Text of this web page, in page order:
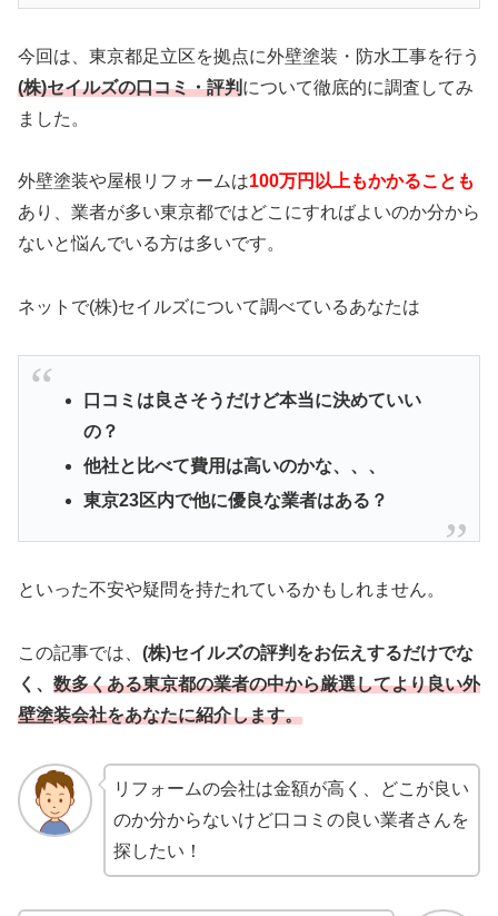
今回は、東京都足立区を拠点に外壁塗装・防水工事を行う
(株)セイルズの口コミ・評判について徹底的に調査してみ
ました。
外壁塗装や屋根リフォームは100万円以上もかかることも
あり、業者が多い東京都ではどこにすればよいのか分から
ないと悩んでいる方は多いです。
ネットで(株)セイルズについて調べているあなたは
口コミは良さそうだけど本当に決めていい
の？
他社と比べて費用は高いのかな、、、
東京23区内で他に優良な業者はある？
といった不安や疑問を持たれているかもしれません。
この記事では、 (株)セイルズの評判をお伝えするだけでな
く、 数多くある東京都の業者の中から厳選してより良い外
壁塗装会社をあなたに紹介します。
リフォームの会社は金額が高く、どこが良い
のか分からないけど口コミの良い業者さんを
探したい！